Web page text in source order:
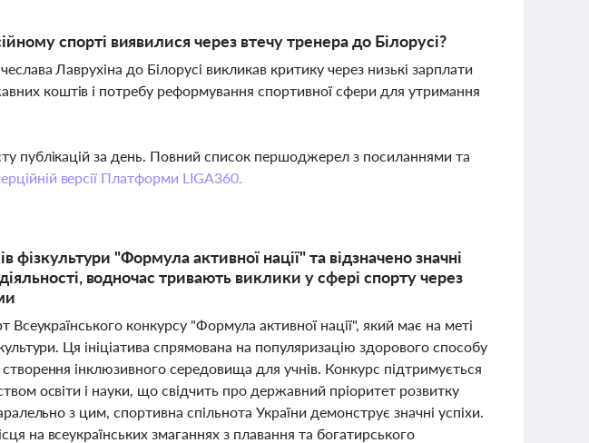
спорті виявилися через втечу тренера до Білорусі?
Лаврухіна до Білорусі викликав критику через низькі зарплати
коштів і потребу реформування спортивної сфери для утримання
публікацій за день. Повний список першоджерел з посиланнями та
версії Платформи LIGA360.
фізкультури "Формула активної нації" та відзначено значні
водночас тривають виклики у сфері спорту через
Всеукраїнського конкурсу "Формула активної нації", який має на меті
Ця ініціатива спрямована на популяризацію здорового способу
інклюзивного середовища для учнів. Конкурс підтримується
освіти і науки, що свідчить про державний пріоритет розвитку
з цим, спортивна спільнота України демонструє значні успіхи.
на всеукраїнських змаганнях з плавання та богатирського